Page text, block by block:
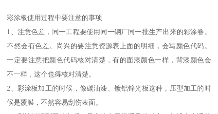
彩涂板使用过程中要注意的事项
1、注意色差，同一工程要使用同一钢厂同一批生产出来的彩涂卷。
不然会有色差。尚兴的要注意资源表上面的明细，会写颜色代码。
一定要注意把颜色代码核对清楚，有的面漆颜色一样，背漆颜色会
不一样，这个也得核对清楚。
2、彩涂板加工的时候，像碳油漆、镀铝锌光板这种，压型加工的时
候是覆膜，不然容易刮伤表面。